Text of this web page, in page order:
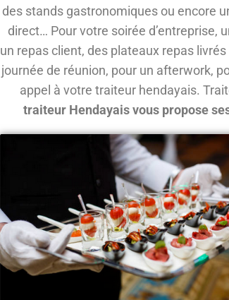
des stands gastronomiques ou encore
direct… Pour votre soirée d’entreprise,
un repas client, des plateaux repas
journée de réunion, pour un afterwork,
appel à votre traiteur hendayais.
traiteur Hendayais vous propose